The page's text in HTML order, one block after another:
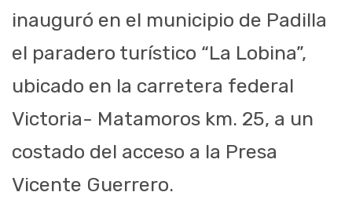
inauguró en el municipio de Padilla
el paradero turístico “La Lobina”,
ubicado en la carretera federal
Victoria- Matamoros km. 25, a un
costado del acceso a la Presa
Vicente Guerrero.